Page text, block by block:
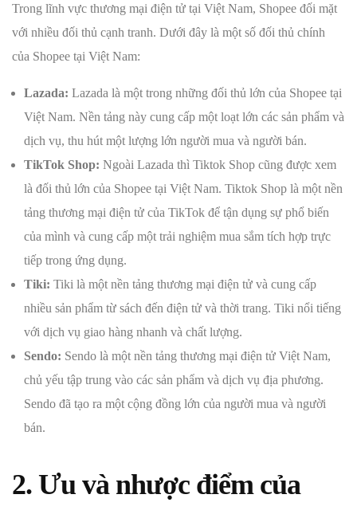
Trong lĩnh vực thương mại điện tử tại Việt Nam, Shopee đối mặt
với nhiều đối thủ cạnh tranh. Dưới đây là một số đối thủ chính
của Shopee tại Việt Nam:
Lazada: Lazada là một trong những đối thủ lớn của Shopee tại
Việt Nam. Nền tảng này cung cấp một loạt lớn các sản phẩm và
dịch vụ, thu hút một lượng lớn người mua và người bán.
TikTok Shop: Ngoài Lazada thì Tiktok Shop cũng được xem
là đối thủ lớn của Shopee tại Việt Nam. Tiktok Shop là một nền
tảng thương mại điện tử của TikTok để tận dụng sự phổ biến
của mình và cung cấp một trải nghiệm mua sắm tích hợp trực
tiếp trong ứng dụng.
Tiki: Tiki là một nền tảng thương mại điện tử và cung cấp
nhiều sản phẩm từ sách đến điện tử và thời trang. Tiki nổi tiếng
với dịch vụ giao hàng nhanh và chất lượng.
Sendo: Sendo là một nền tảng thương mại điện tử Việt Nam,
chủ yếu tập trung vào các sản phẩm và dịch vụ địa phương.
Sendo đã tạo ra một cộng đồng lớn của người mua và người
bán.
2. Ưu và nhược điểm của